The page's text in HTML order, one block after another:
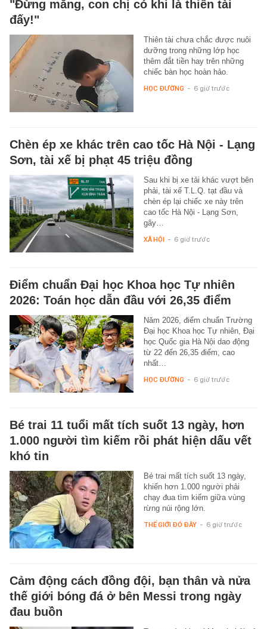
"Đừng mắng, con chị có khi là thiên tài
đấy!"
Thiên tài chưa chắc được nuôi
dưỡng trong những lớp học
thêm đắt tiền hay trên những
chiếc bàn học hoàn hảo.
HỌC ĐƯỜNG - 6 giờ trước
Chèn ép xe khác trên cao tốc Hà Nội - Lạng
Sơn, tài xế bị phạt 45 triệu đồng
Sau khi bị xe tải khác vượt bên
phải, tài xế T.L.Q. tạt đầu và
chèn ép lại chiếc xe này trên
cao tốc Hà Nội - Lạng Sơn,
gây…
XÃ HỘI - 6 giờ trước
Điểm chuẩn Đại học Khoa học Tự nhiên
2026: Toán học dẫn đầu với 26,35 điểm
Năm 2026, điểm chuẩn Trường
Đại học Khoa học Tự nhiên, Đại
học Quốc gia Hà Nội dao động
từ 22 đến 26,35 điểm, cao
nhất…
HỌC ĐƯỜNG - 6 giờ trước
Bé trai 11 tuổi mất tích suốt 13 ngày, hơn
1.000 người tìm kiếm rồi phát hiện dấu vết
khó tin
Bé trai mất tích suốt 13 ngày,
khiến hơn 1.000 người phải
chạy đua tìm kiếm giữa vùng
rừng núi rộng lớn.
THẾ GIỚI ĐÓ ĐÂY - 6 giờ trước
Cảm động cách đồng đội, bạn thân và nửa
thế giới bóng đá ở bên Messi trong ngày
đau buồn